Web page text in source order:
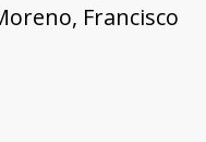
Francisco